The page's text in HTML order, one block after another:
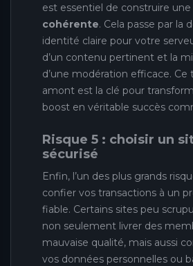
est essentiel de construire une
cohérente. Cela passe par la
identité claire pour votre
d’un contenu pertinent et la
d’une modération efficace. Ce
amont est la clé pour
boost en véritable succès
Risque 5 : choisir un
sécurisé
Enfin, l’un des plus grands
confier vos transactions à un
fiable. Certains sites peu
non seulement livrer des
mauvaise qualité, mais aussi
vos données personnelles ou